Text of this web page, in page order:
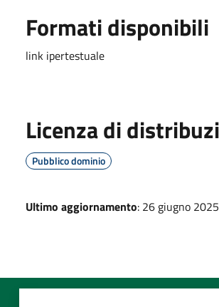
Formati disponibili
link ipertestuale
Licenza di
Pubblico dominio
Ultimo aggiornamento: 26 giugno